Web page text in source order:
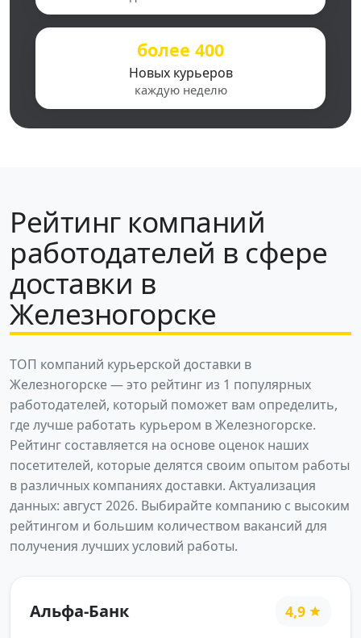
более 400
Новых курьеров
каждую неделю
Рейтинг компаний
работодателей в сфере
доставки в
Железногорске
ТОП компаний курьерской доставки в
Железногорске — это рейтинг из 1 популярных
работодателей, который поможет вам определить,
где лучше работать курьером в Железногорске.
Рейтинг составляется на основе оценок наших
посетителей, которые делятся своим опытом работы
в различных компаниях доставки. Актуализация
данных: август 2026. Выбирайте компанию с высоким
рейтингом и большим количеством вакансий для
получения лучших условий работы.
Альфа-Банк 4,9